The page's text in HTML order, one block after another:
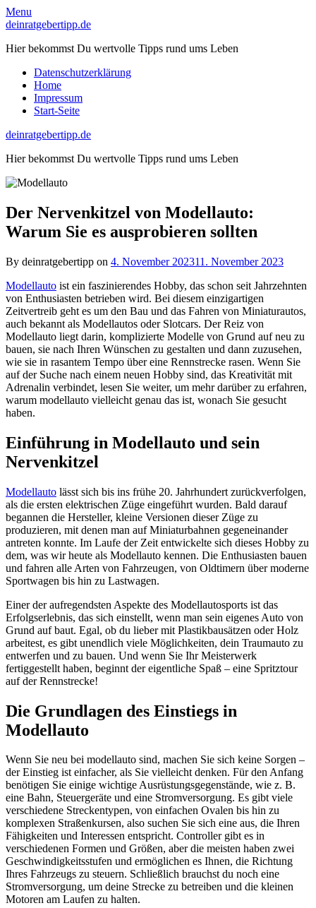
Skip
to
Menu
deinratgebertipp.de
Hier bekommst Du wertvolle Tipps rund ums Leben
Datenschutzerklärung
Home
Impressum
Start-Seite
deinratgebertipp.de
Hier bekommst Du wertvolle Tipps rund ums Leben
Der Nervenkitzel von Modellauto:
Warum Sie es ausprobieren sollten
By deinratgebertipp on 4. November 202311. November 2023
Modellauto ist ein faszinierendes Hobby, das schon seit Jahrzehnten
von Enthusiasten betrieben wird. Bei diesem einzigartigen
Zeitvertreib geht es um den Bau und das Fahren von Miniaturautos,
auch bekannt als Modellautos oder Slotcars. Der Reiz von
Modellauto liegt darin, komplizierte Modelle von Grund auf neu zu
bauen, sie nach Ihren Wünschen zu gestalten und dann zuzusehen,
wie sie in rasantem Tempo über eine Rennstrecke rasen. Wenn Sie
auf der Suche nach einem neuen Hobby sind, das Kreativität mit
Adrenalin verbindet, lesen Sie weiter, um mehr darüber zu erfahren,
warum modellauto vielleicht genau das ist, wonach Sie gesucht
haben.
Einführung in Modellauto und sein
Nervenkitzel
Modellauto lässt sich bis ins frühe 20. Jahrhundert zurückverfolgen,
als die ersten elektrischen Züge eingeführt wurden. Bald darauf
begannen die Hersteller, kleine Versionen dieser Züge zu
produzieren, mit denen man auf Miniaturbahnen gegeneinander
antreten konnte. Im Laufe der Zeit entwickelte sich dieses Hobby zu
dem, was wir heute als Modellauto kennen. Die Enthusiasten bauen
und fahren alle Arten von Fahrzeugen, von Oldtimern über moderne
Sportwagen bis hin zu Lastwagen.
Einer der aufregendsten Aspekte des Modellautosports ist das
Erfolgserlebnis, das sich einstellt, wenn man sein eigenes Auto von
Grund auf baut. Egal, ob du lieber mit Plastikbausätzen oder Holz
arbeitest, es gibt unendlich viele Möglichkeiten, dein Traumauto zu
entwerfen und zu bauen. Und wenn Sie Ihr Meisterwerk
fertiggestellt haben, beginnt der eigentliche Spaß – eine Spritztour
auf der Rennstrecke!
Die Grundlagen des Einstiegs in
Modellauto
Wenn Sie neu bei modellauto sind, machen Sie sich keine Sorgen –
der Einstieg ist einfacher, als Sie vielleicht denken. Für den Anfang
benötigen Sie einige wichtige Ausrüstungsgegenstände, wie z. B.
eine Bahn, Steuergeräte und eine Stromversorgung. Es gibt viele
verschiedene Streckentypen, von einfachen Ovalen bis hin zu
komplexen Straßenkursen, also suchen Sie sich eine aus, die Ihren
Fähigkeiten und Interessen entspricht. Controller gibt es in
verschiedenen Formen und Größen, aber die meisten haben zwei
Geschwindigkeitsstufen und ermöglichen es Ihnen, die Richtung
Ihres Fahrzeugs zu steuern. Schließlich brauchst du noch eine
Stromversorgung, um deine Strecke zu betreiben und die kleinen
Motoren am Laufen zu halten.